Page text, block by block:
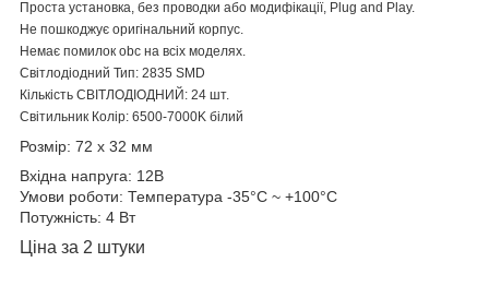
Проста установка, без проводки або модифікації, Plug and Play.
Не пошкоджує оригінальний корпус.
Немає помилок obc на всіх моделях.
Світлодіодний Тип: 2835 SMD
Кількість СВІТЛОДІОДНИЙ: 24 шт.
Світильник Колір: 6500-7000K білий
Розмір: 72 х 32 мм
Вхідна напруга: 12В
Умови роботи: Температура -35°C ~ +100°C
Потужність: 4 Вт
Ціна за 2 штуки